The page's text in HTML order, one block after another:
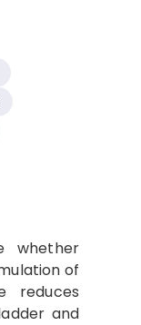
whether
of
reduces
and